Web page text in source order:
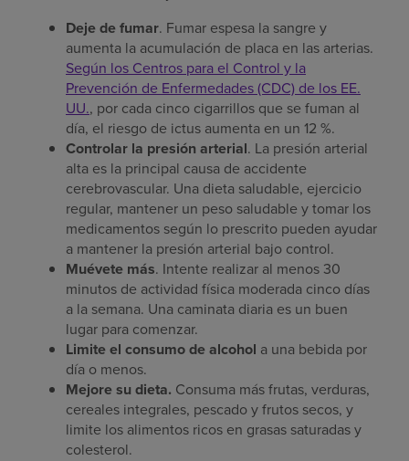
Deje de fumar. Fumar espesa la sangre y
aumenta la acumulación de placa en las arterias.
Según los Centros para el Control y la
Prevención de Enfermedades (CDC) de los EE.
UU., por cada cinco cigarrillos que se fuman al
día, el riesgo de ictus aumenta en un 12 %.
Controlar la presión arterial. La presión arterial
alta es la principal causa de accidente
cerebrovascular. Una dieta saludable, ejercicio
regular, mantener un peso saludable y tomar los
medicamentos según lo prescrito pueden ayudar
a mantener la presión arterial bajo control.
Muévete más. Intente realizar al menos 30
minutos de actividad física moderada cinco días
a la semana. Una caminata diaria es un buen
lugar para comenzar.
Limite el consumo de alcohol a una bebida por
día o menos.
Mejore su dieta. Consuma más frutas, verduras,
cereales integrales, pescado y frutos secos, y
limite los alimentos ricos en grasas saturadas y
colesterol.